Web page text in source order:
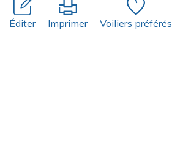
Éditer Imprimer Voiliers préférés